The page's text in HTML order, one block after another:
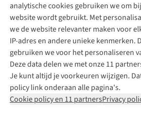
analytische cookies gebruiken we om
website wordt gebruikt. Met
we de website relevanter maken voor
IP-adres en andere unieke kenmerken.
gebruiken we voor het personaliseren
Deze data delen we met onze 11
Je kunt altijd je voorkeuren wijzigen.
policy link onderaan alle pagina's.
Cookie policy en 11 partnersPrivacy
Contactformulier